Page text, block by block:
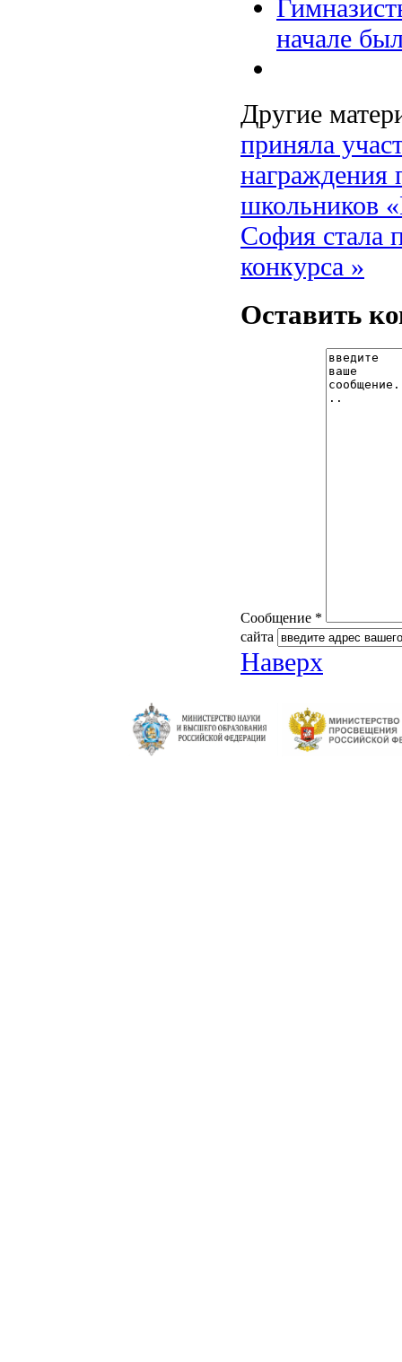
начале
Другие
приняла
награждения
школьников
София стала
конкурса »
Оставить
Сообщение *
сайта
Наверх